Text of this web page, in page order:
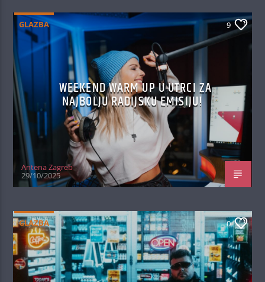
GLAZBA 9
WEEKEND WARM UP U UTRCI ZA
NAJBOLJU RADIJSKU EMISIJU!
Antena Zagreb
29/10/2025
GLAZBA 0